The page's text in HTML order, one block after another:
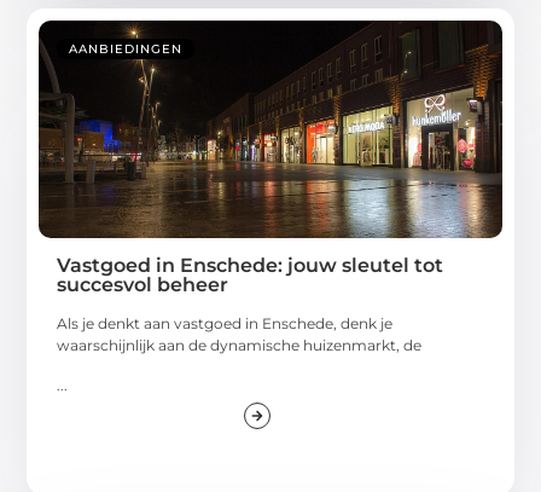
AANBIEDINGEN
Vastgoed in Enschede: jouw sleutel tot
succesvol beheer
Als je denkt aan vastgoed in Enschede, denk je
waarschijnlijk aan de dynamische huizenmarkt, de